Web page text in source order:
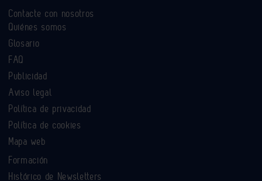
Contacte con nosotros
Quiénes somos
Glosario
FAQ
Publicidad
Aviso legal
Política de privacidad
Política de cookies
Mapa web
Formación
Histórico de Newsletters